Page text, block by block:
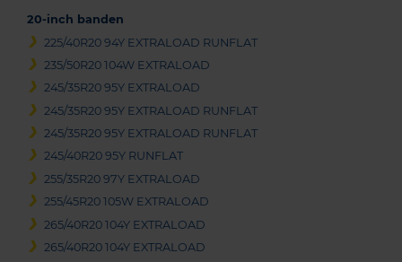
20-inch banden
225/40R20 94Y EXTRALOAD RUNFLAT
235/50R20 104W EXTRALOAD
245/35R20 95Y EXTRALOAD
245/35R20 95Y EXTRALOAD RUNFLAT
245/35R20 95Y EXTRALOAD RUNFLAT
245/40R20 95Y RUNFLAT
255/35R20 97Y EXTRALOAD
255/45R20 105W EXTRALOAD
265/40R20 104Y EXTRALOAD
265/40R20 104Y EXTRALOAD